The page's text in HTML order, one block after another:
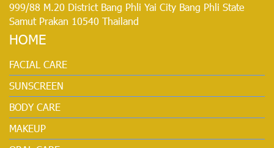
999/88 M.20 District Bang Phli Yai City Bang Phli State
Samut Prakan 10540 Thailand
HOME
FACIAL CARE
SUNSCREEN
BODY CARE
MAKEUP